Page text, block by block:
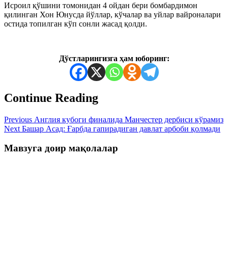
Исроил қўшини томонидан 4 ойдан бери бомбардимон
қилинган Хон Юнусда йўллар, кўчалар ва уйлар вайроналари
остида топилган кўп сонли жасад қолди.
Дўстларингизга ҳам юборинг:
Continue Reading
Previous Англия кубоги финалида Манчестер дербиси кўрамиз
Next Башар Асад: Ғарбда гапирадиган давлат арбоби қолмади
Мавзуга доир мақолалар